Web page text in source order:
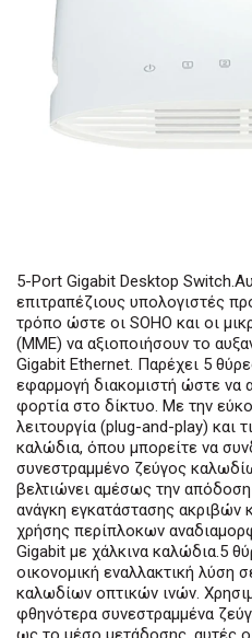
5-Port Gigabit Desktop
επιτραπέζιους υπολογιστές
τρόπο ώστε οι SOHO και οι
(ΜΜΕ) να αξιοποιήσουν το
Gigabit Ethernet. Παρέχει 5
εφαρμογή διακομιστή ώστε να
φορτία στο δίκτυο. Με την
λειτουργία (plug-and-play) και
καλώδια, όπου μπορείτε να
συνεστραμμένο ζεύγος
βελτιώνει αμέσως την
ανάγκη εγκατάστασης
χρήσης περίπλοκων
Gigabit με χάλκινα καλώδια.5
οικονομική εναλλακτική λύση
καλωδίων οπτικών ινών.
φθηνότερα συνεστραμμένα